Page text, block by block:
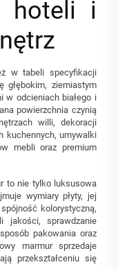
hoteli i
w tabeli specyfikacji
głębokim, ziemiastym
w odcieniach białego i
powierzchnia czynią
willi, dekoracji
kuchennych, umywalki
mebli oraz premium
to nie tylko luksusowa
wymiary płyty, jej
kolorystyczną,
jakości, sprawdzanie
pakowania oraz
marmur sprzedaje
przekształceniu się